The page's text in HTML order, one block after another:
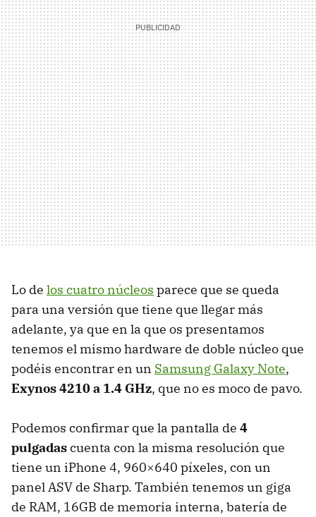
Lo de los cuatro núcleos parece que se queda
para una versión que tiene que llegar más
adelante, ya que en la que os presentamos
tenemos el mismo hardware de doble núcleo que
podéis encontrar en un Samsung Galaxy Note,
Exynos 4210 a 1.4 GHz, que no es moco de pavo.
Podemos confirmar que la pantalla de 4
pulgadascuenta con la misma resolución que
tiene un iPhone 4, 960×640 píxeles, con un
panelASV de Sharp. También tenemos un giga
de RAM, 16GB de memoria interna, batería de